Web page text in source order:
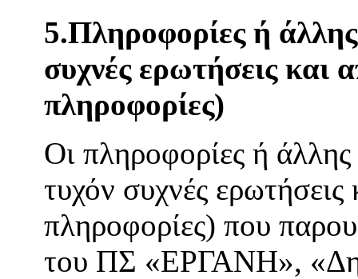
5.Πληροφορίες ή άλλης
συχνές ερωτήσεις και
πληροφορίες)
Οι πληροφορίες ή άλλης
τυχόν συχνές ερωτήσεις
πληροφορίες) που
του ΠΣ «ΕΡΓΑΝΗ»,